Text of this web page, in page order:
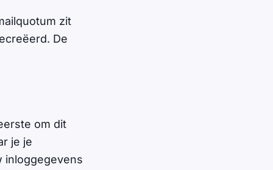
zit
De
om dit
je je
inloggegevens